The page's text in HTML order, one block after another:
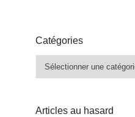
Catégories
Catégories
Articles au hasard